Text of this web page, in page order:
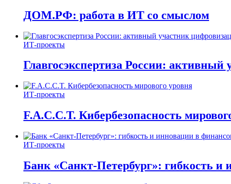
ДОМ.РФ: работа в ИТ со смыслом
ИТ-проекты
Главгосэкспертиза России:
ИТ-проекты
F.A.C.C.T. Кибербезопасность
ИТ-проекты
Банк «Санкт-Петербург»: гибкость и